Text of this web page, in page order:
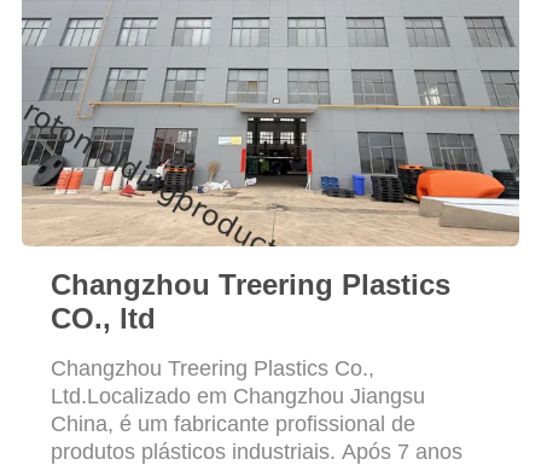
DO
SITE
PRIVACY
POLICY
Changzhou Treering Plastics
CO., ltd
Changzhou Treering Plastics Co.,
Ltd.Localizado em Changzhou Jiangsu
China, é um fabricante profissional de
produtos plásticos industriais. Após 7 anos